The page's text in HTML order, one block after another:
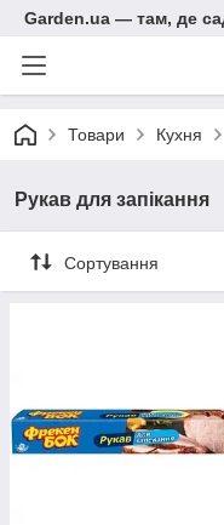
Garden.ua — там, де
Товари Кухня
Рукав для запікання
Сортування